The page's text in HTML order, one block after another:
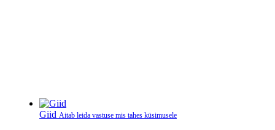
Giid Aitab leida vastuse mis tahes küsimusele